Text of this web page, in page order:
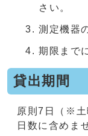
さい。
測定機器
期限まで
貸出期間
原則7日（※土
日数に含めま